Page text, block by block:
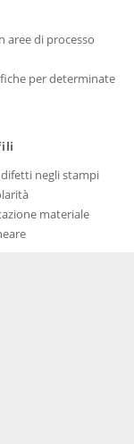
aree di processo
per determinate
negli stampi
materiale